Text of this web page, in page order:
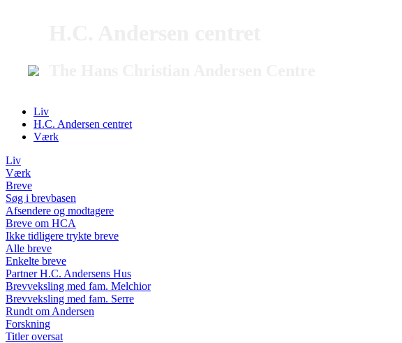
Liv
H.C. Andersen centret
Værk
Liv
Værk
Breve
Søg i brevbasen
Afsendere og modtagere
Breve om HCA
Ikke tidligere trykte breve
Alle breve
Enkelte breve
Partner H.C. Andersens Hus
Brevveksling med fam. Melchior
Brevveksling med fam. Serre
Rundt om Andersen
Forskning
Titler oversat